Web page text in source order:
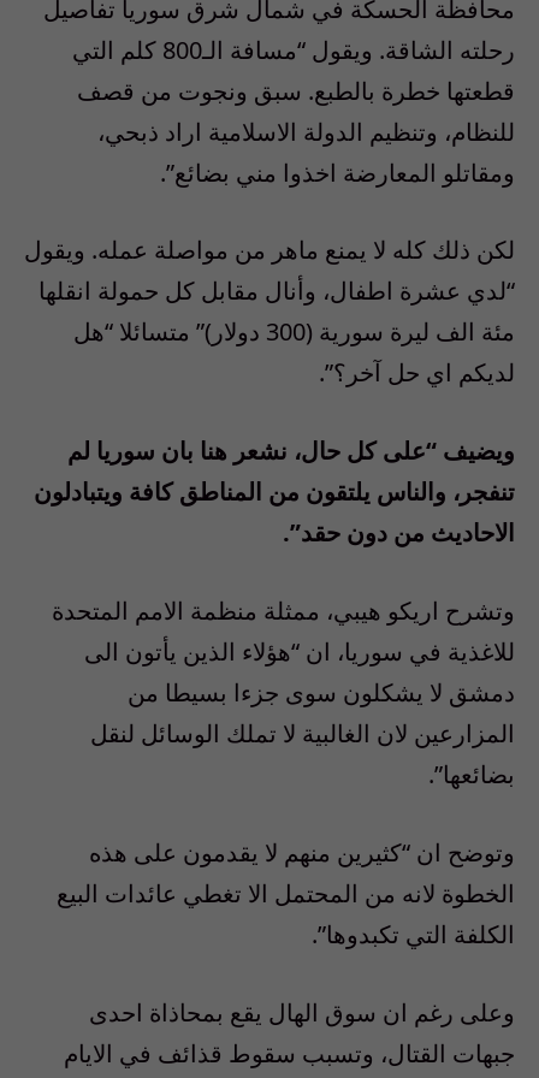
محافظة الحسكة في شمال شرق سوريا تفاصيل
رحلته الشاقة. ويقول “مسافة الـ800 كلم التي
قطعتها خطرة بالطبع. سبق ونجوت من قصف
للنظام، وتنظيم الدولة الاسلامية اراد ذبحي،
ومقاتلو المعارضة اخذوا مني بضائع”.
لكن ذلك كله لا يمنع ماهر من مواصلة عمله. ويقول
“لدي عشرة اطفال، وأنال مقابل كل حمولة انقلها
مئة الف ليرة سورية (300 دولار)” متسائلا “هل
لديكم اي حل آخر؟”.
ويضيف “على كل حال، نشعر هنا بان سوريا لم
تنفجر، والناس يلتقون من المناطق كافة ويتبادلون
الاحاديث من دون حقد”.
وتشرح اريكو هيبي، ممثلة منظمة الامم المتحدة
للاغذية في سوريا، ان “هؤلاء الذين يأتون الى
دمشق لا يشكلون سوى جزءا بسيطا من
المزارعين لان الغالبية لا تملك الوسائل لنقل
بضائعها”.
وتوضح ان “كثيرين منهم لا يقدمون على هذه
الخطوة لانه من المحتمل الا تغطي عائدات البيع
الكلفة التي تكبدوها”.
وعلى رغم ان سوق الهال يقع بمحاذاة احدى
جبهات القتال، وتسبب سقوط قذائف في الايام